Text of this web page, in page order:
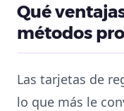
Qué
métodos
Las tarjetas de
lo que más le